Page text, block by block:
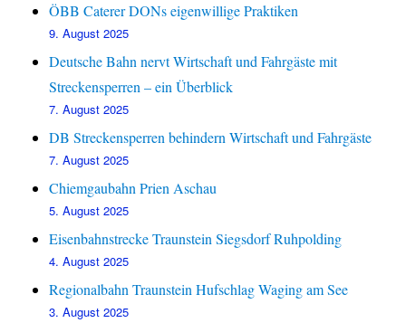
ÖBB Caterer DONs eigenwillige Praktiken
9. August 2025
Deutsche Bahn nervt Wirtschaft und Fahrgäste mit
Streckensperren – ein Überblick
7. August 2025
DB Streckensperren behindern Wirtschaft und Fahrgäste
7. August 2025
Chiemgaubahn Prien Aschau
5. August 2025
Eisenbahnstrecke Traunstein Siegsdorf Ruhpolding
4. August 2025
Regionalbahn Traunstein Hufschlag Waging am See
3. August 2025